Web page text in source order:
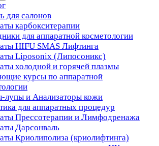
для салонов
карбокситерапии
для аппаратной косметологии
HIFU SMAS Лифтинга
Liposonix (Липосоникс)
холодной и горячей плазмы
курсы по аппаратной
лупы и Анализаторы кожи
для аппаратных процедур
Прессотерапии и Лимфодренажа
Дарсонваль
Криолиполиза (криолифтинга)